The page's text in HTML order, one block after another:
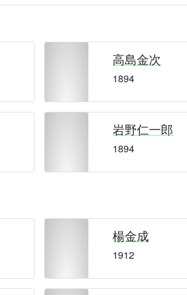
高島金次
1894
岩野仁一郎
1894
楊金成
1912